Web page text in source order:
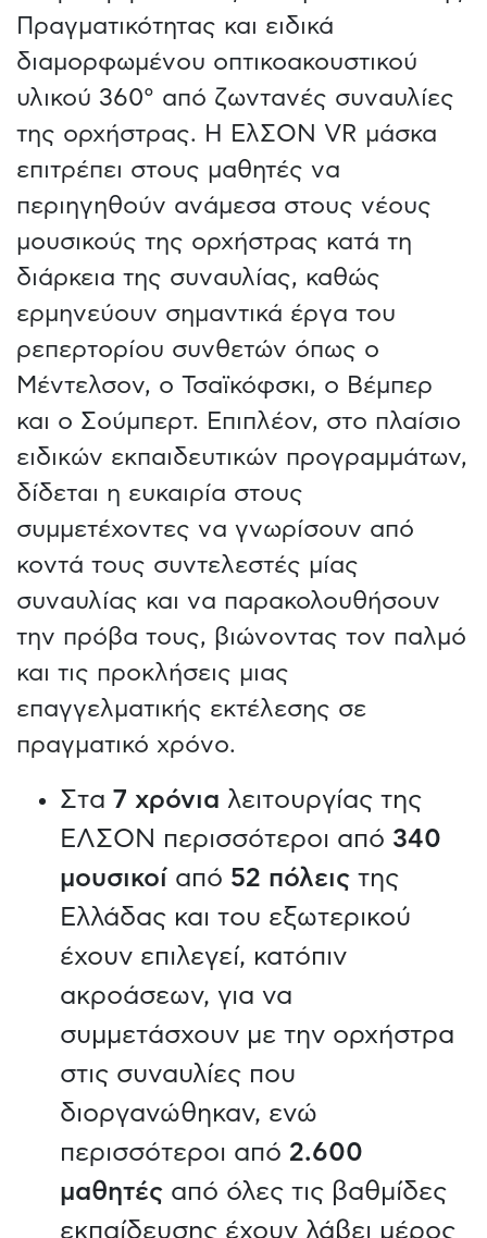
Πραγματικότητας και ειδικά
διαμορφωμένου οπτικοακουστικού
υλικού 360° από ζωντανές συναυλίες
της ορχήστρας. Η ΕλΣΟΝ VR μάσκα
επιτρέπει στους μαθητές να
περιηγηθούν ανάμεσα στους νέους
μουσικούς της ορχήστρας κατά τη
διάρκεια της συναυλίας, καθώς
ερμηνεύουν σημαντικά έργα του
ρεπερτορίου συνθετών όπως ο
Μέντελσον, ο Τσαϊκόφσκι, ο Βέμπερ
και ο Σούμπερτ. Επιπλέον, στο πλαίσιο
ειδικών εκπαιδευτικών προγραμμάτων,
δίδεται η ευκαιρία στους
συμμετέχοντες να γνωρίσουν από
κοντά τους συντελεστές μίας
συναυλίας και να παρακολουθήσουν
την πρόβα τους, βιώνοντας τον παλμό
και τις προκλήσεις μιας
επαγγελματικής εκτέλεσης σε
πραγματικό χρόνο.
Στα 7 χρόνια λειτουργίας της
ΕΛΣΟΝ περισσότεροι από 340
μουσικοί από 52 πόλεις της
Ελλάδας και του εξωτερικού
έχουν επιλεγεί, κατόπιν
ακροάσεων, για να
συμμετάσχουν με την ορχήστρα
στις συναυλίες που
διοργανώθηκαν, ενώ
περισσότεροι από 2.600
μαθητές από όλες τις βαθμίδες
εκπαίδευσης έχουν λάβει μέρος